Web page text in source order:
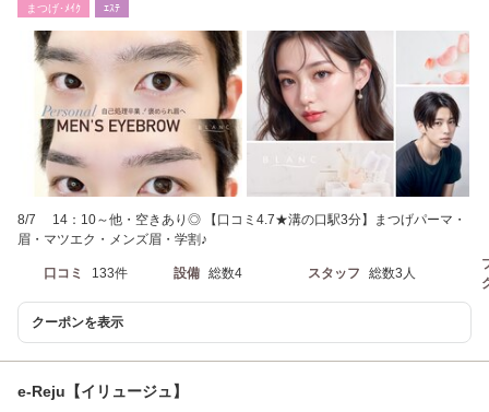
まつげ･ﾒｲｸ ｴｽﾃ
8/7 14：10～他・空きあり◎ 【口コミ4.7★溝の口駅3分】まつげパーマ・
眉・マツエク・メンズ眉・学割♪
口コミ 133件 設備 総数4 スタッフ 総数3人
クーポンを表示
e-Reju【イリュージュ】